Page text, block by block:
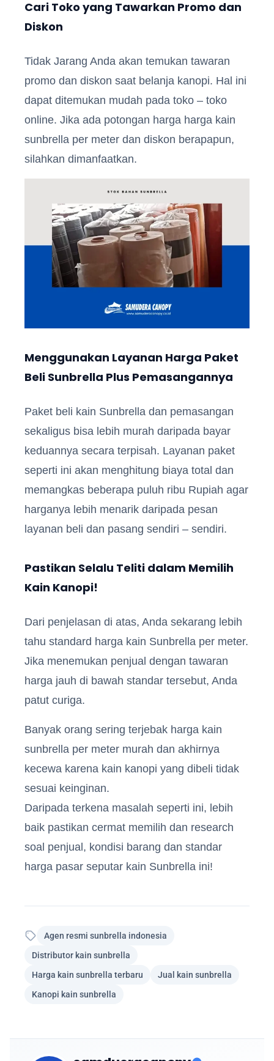
Cari Toko yang Tawarkan Promo dan
Diskon
Tidak Jarang Anda akan temukan tawaran
promo dan diskon saat belanja kanopi. Hal ini
dapat ditemukan mudah pada toko – toko
online. Jika ada potongan harga harga kain
sunbrella per meter dan diskon berapapun,
silahkan dimanfaatkan.
Menggunakan Layanan Harga Paket
Beli Sunbrella Plus Pemasangannya
Paket beli kain Sunbrella dan pemasangan
sekaligus bisa lebih murah daripada bayar
keduannya secara terpisah. Layanan paket
seperti ini akan menghitung biaya total dan
memangkas beberapa puluh ribu Rupiah agar
harganya lebih menarik daripada pesan
layanan beli dan pasang sendiri – sendiri.
Pastikan Selalu Teliti dalam Memilih
Kain Kanopi!
Dari penjelasan di atas, Anda sekarang lebih
tahu standard harga kain Sunbrella per meter.
Jika menemukan penjual dengan tawaran
harga jauh di bawah standar tersebut, Anda
patut curiga.
Banyak orang sering terjebak harga kain
sunbrella per meter murah dan akhirnya
kecewa karena kain kanopi yang dibeli tidak
sesuai keinginan.
Daripada terkena masalah seperti ini, lebih
baik pastikan cermat memilih dan research
soal penjual, kondisi barang dan standar
harga pasar seputar kain Sunbrella ini!
Agen resmi sunbrella indonesia
Distributor kain sunbrella
Harga kain sunbrella terbaru
Jual kain sunbrella
Kanopi kain sunbrella